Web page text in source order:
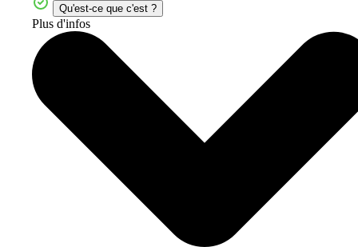
Qu'est-ce que c'est ?
Plus d'infos